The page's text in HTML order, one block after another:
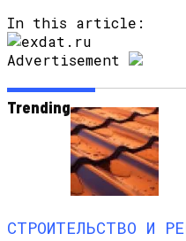
In this article:
Advertisement
Trending
СТРОИТЕЛЬСТВО И